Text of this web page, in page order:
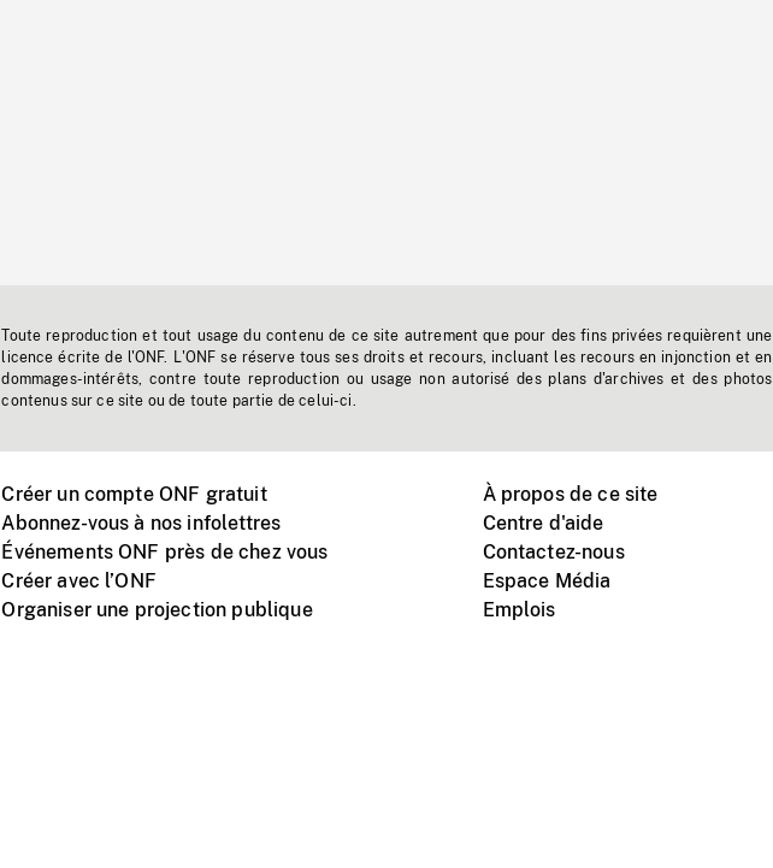
Toute reproduction et tout usage du contenu de ce site autrement que pour des fins privées requièrent une
licence écrite de l'ONF. L'ONF se réserve tous ses droits et recours, incluant les recours en injonction et en
dommages-intérêts, contre toute reproduction ou usage non autorisé des plans d'archives et des photos
contenus sur ce site ou de toute partie de celui-ci.
Créer un compte ONF gratuit
Abonnez-vous à nos infolettres
Événements ONF près de chez vous
Créer avec l’ONF
Organiser une projection publique
À propos de ce site
Centre d'aide
Contactez-nous
Espace Média
Emplois